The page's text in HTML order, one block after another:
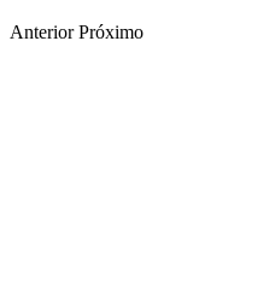
Anterior Próximo